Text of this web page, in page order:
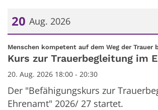
20 Aug. 2026
Datum: 20. August 2026
Menschen kompetent auf dem Weg der Trauer
Kurs zur Trauerbegleitung im
20. Aug. 2026 18:00 - 20:30
Der "Befähigungskurs zur
Ehrenamt" 2026/ 27 startet.